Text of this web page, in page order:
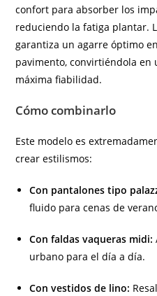
confort para absorber los
reduciendo la fatiga plantar.
garantiza un agarre óptimo
pavimento, convirtiéndola en
máxima fiabilidad.
Cómo combinarlo
Este modelo es
crear estilismos:
Con pantalones tipo
fluido para cenas de
Con faldas vaqueras midi:
urbano para el día a día.
Con vestidos de lino: